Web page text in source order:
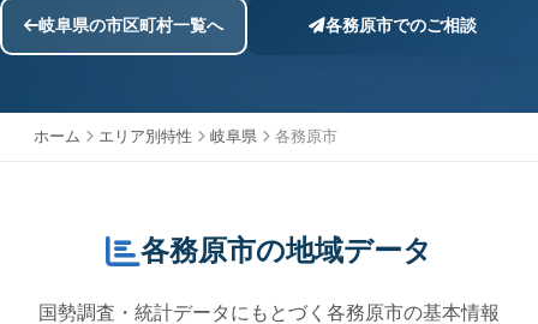
岐阜県の市区町村一覧へ 各務原市でのご相談
ホーム エリア別特性 岐阜県 各務原市
各務原市の地域データ
国勢調査・統計データにもとづく各務原市の基本情報